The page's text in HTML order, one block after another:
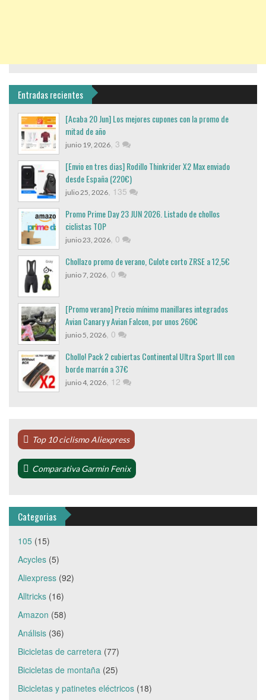
Entradas recientes
[Acaba 20 Jun] Los mejores cupones con la promo de
mitad de año
junio 19, 2026, 3
[Envio en tres dias] Rodillo Thinkrider X2 Max enviado
desde España (220€)
julio 25, 2026, 135
Promo Prime Day 23 JUN 2026. Listado de chollos
ciclistas TOP
junio 23, 2026, 0
Chollazo promo de verano, Culote corto ZRSE a 12,5€
junio 7, 2026, 0
[Promo verano] Precio mínimo manillares integrados
Avian Canary y Avian Falcon, por unos 260€
junio 5, 2026, 0
Chollo! Pack 2 cubiertas Continental Ultra Sport III con
borde marrón a 37€
junio 4, 2026, 12
Top 10 ciclismo Aliexpress
Comparativa Garmin Fenix
Categorias
105 (15)
Acycles (5)
Aliexpress (92)
Alltricks (16)
Amazon (58)
Análisis (36)
Bicicletas de carretera (77)
Bicicletas de montaña (25)
Bicicletas y patinetes eléctricos (18)